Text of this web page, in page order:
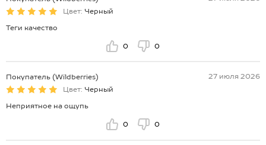
Цвет: Черный
Теги качество
0 0
Покупатель (Wildberries)
27 июля 2026
Цвет: Черный
Неприятное на ощупь
0 0